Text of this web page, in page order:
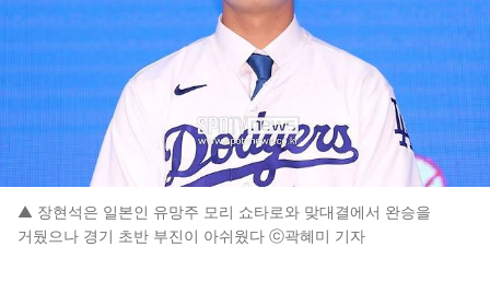
▲ 장현석은 일본인 유망주 모리 쇼타로와 맞대결에서 완승을
거뒀으나 경기 초반 부진이 아쉬웠다 ⓒ곽혜미 기자